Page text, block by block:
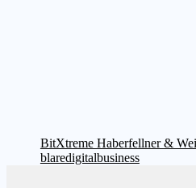
Beitragsnavigation
Vorheriger
Beitrag:
BitXtreme Haberfellner &
Nächster
blaredigitalbusiness